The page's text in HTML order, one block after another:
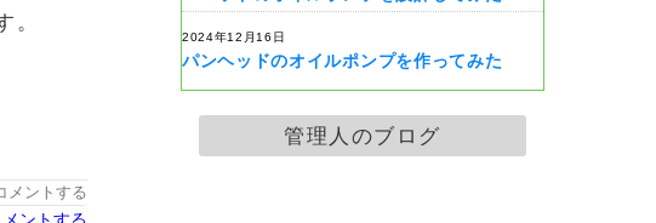
。
メントする
2024年12月16日
パンヘッドのオイルポンプを作ってみた
管理人のブログ